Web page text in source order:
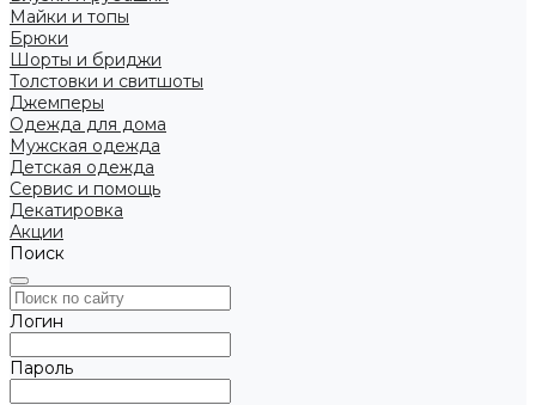
Майки и топы
Брюки
Шорты и бриджи
Толстовки и свитшоты
Джемперы
Одежда для дома
Мужская одежда
Детская одежда
Сервис и помощь
Декатировка
Акции
Поиск
Логин
Пароль